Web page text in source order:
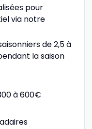
pour
via notre
de 2,5 à
la saison
à 600€